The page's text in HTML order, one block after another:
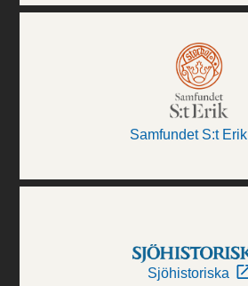
Samfundet S:t Erik
Sjöhistoriska